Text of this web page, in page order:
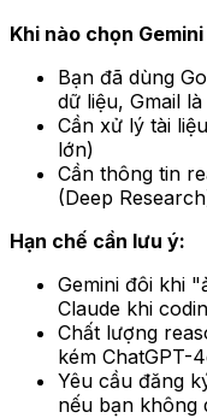
Khi nào chọn
Bạn đã dùng
dữ liệu, Gmail
Cần xử lý tài
lớn)
Cần thông tin
(Deep
Hạn chế cần lưu ý:
Gemini đôi khi
Claude khi
Chất lượng
kém ChatGPT-
Yêu cầu đăng
nếu bạn không